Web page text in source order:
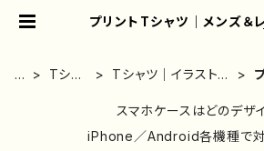
プリントTシャツ｜メンズ＆
ゃれ/イラストレーター/グ
後払い/通販｜雑貨屋ア
ホ
Tシャ
ーカー
Tシャツ｜イラストレ
イン｜コラボ｜おし
スマホケースはどのデザ
iPhone／Android各機種で